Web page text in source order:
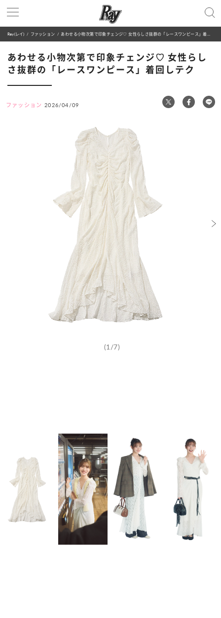
Ray(レイ) ファッション あわせる小物次第で印象チェンジ♡ 女性らしさ抜群の「レースワンピース」着回しテク
あわせる小物次第で印象チェンジ♡ 女性らし
さ抜群の「レースワンピース」着回しテク
ファッション 2026/04/09
(1/7)